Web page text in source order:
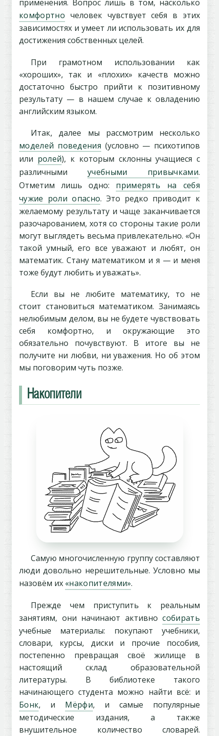
применения. Вопрос лишь в том, насколько
комфортно человек чувствует себя в этих
зависимостях и умеет ли использовать их для
достижения собственных целей.
При грамотном использовании как
«хороших», так и «плохих» качеств можно
достаточно быстро прийти к позитивному
результату — в нашем случае к овладению
английским языком.
Итак, далее мы рассмотрим несколько
моделей поведения (условно — психотипов
или ролей), к которым склонны учащиеся с
различными учебными привычками.
Отметим лишь одно: примерять на себя
чужие роли опасно. Это редко приводит к
желаемому результату и чаще заканчивается
разочарованием, хотя со стороны такие роли
могут выглядеть весьма привлекательно. «Он
такой умный, его все уважают и любят, он
математик. Стану математиком и я — и меня
тоже будут любить и уважать».
Если вы не любите математику, то не
стоит становиться математиком. Занимаясь
нелюбимым делом, вы не будете чувствовать
себя комфортно, и окружающие это
обязательно почувствуют. В итоге вы не
получите ни любви, ни уважения. Но об этом
мы поговорим чуть позже.
Накопители
Самую многочисленную группу составляют
люди довольно нерешительные. Условно мы
назовём их «накопителями».
Прежде чем приступить к реальным
занятиям, они начинают активнособирать
учебные материалы: покупают учебники,
словари, курсы, диски и прочие пособия,
постепенно превращая своё жилище в
настоящий склад образовательной
литературы. В библиотеке такого
начинающего студента можно найти всё: и
Бонк, и Мёрфи, и самые популярные
методические издания, а также
внушительное количество словарей.